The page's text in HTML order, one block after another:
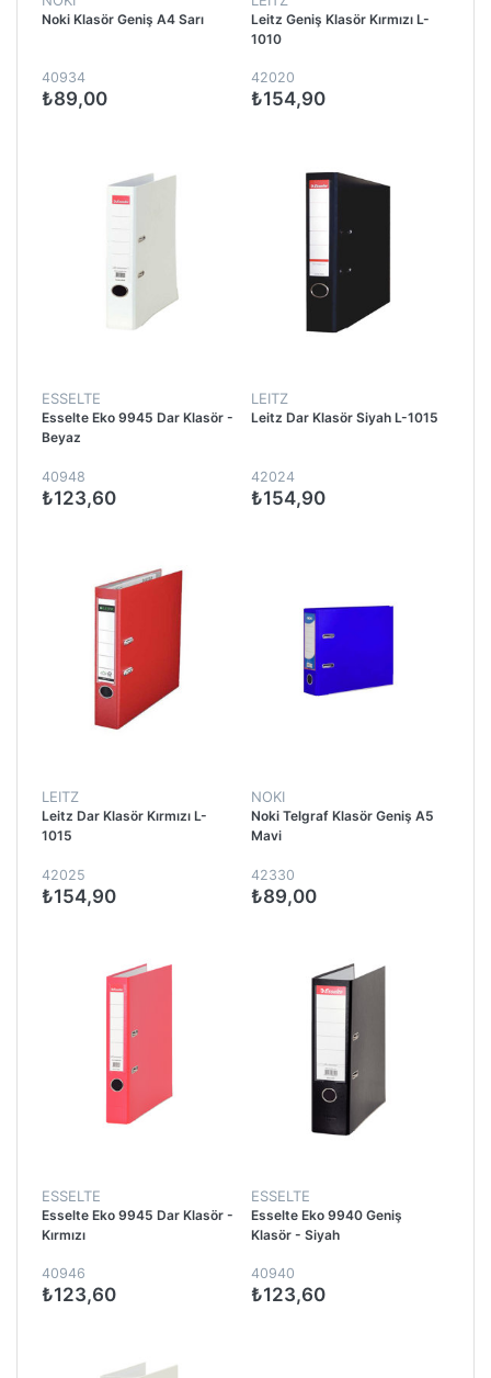
Noki Klasör Geniş A4 Sarı
40934
₺89,00
Leitz Geniş Klasör Kırmızı L-
1010
42020
₺154,90
ESSELTE
Esselte Eko 9945 Dar Klasör -
Beyaz
40948
₺123,60
LEITZ
Leitz Dar Klasör Siyah L-1015
42024
₺154,90
LEITZ
Leitz Dar Klasör Kırmızı L-
1015
42025
₺154,90
NOKI
Noki Telgraf Klasör Geniş A5
Mavi
42330
₺89,00
ESSELTE
Esselte Eko 9945 Dar Klasör -
Kırmızı
40946
₺123,60
ESSELTE
Esselte Eko 9940 Geniş
Klasör - Siyah
40940
₺123,60